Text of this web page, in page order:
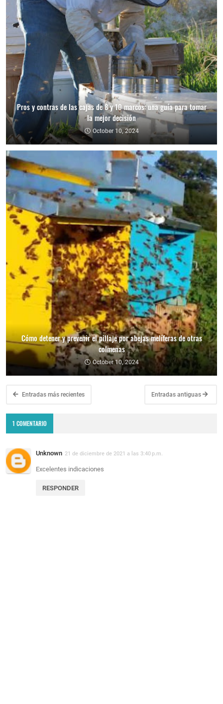
Pros y contras de las cajas de 8 y 10 marcos: una guía para tomar
la mejor decisión
October 10, 2024
Cómo detener y prevenir el pillaje por abejas melíferas de otras
colmenas
October 10, 2024
Entradas más recientes Entradas antiguas
1 COMENTARIO
Unknown 21 de diciembre de 2021 a las 3:40 p.m.
Excelentes indicaciones
RESPONDER